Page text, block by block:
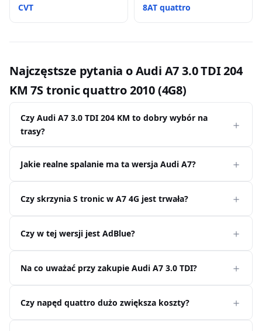
CVT
8AT quattro
Najczęstsze pytania o Audi A7 3.0 TDI 204
KM 7S tronic quattro 2010 (4G8)
Czy Audi A7 3.0 TDI 204 KM to dobry wybór na
trasy?
Jakie realne spalanie ma ta wersja Audi A7?
Czy skrzynia S tronic w A7 4G jest trwała?
Czy w tej wersji jest AdBlue?
Na co uważać przy zakupie Audi A7 3.0 TDI?
Czy napęd quattro dużo zwiększa koszty?